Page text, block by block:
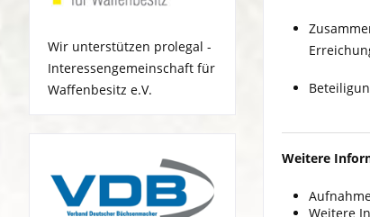
Wir unterstützen prolegal -
Interessengemeinschaft für
Waffenbesitz e.V.
Weitere
Weitere